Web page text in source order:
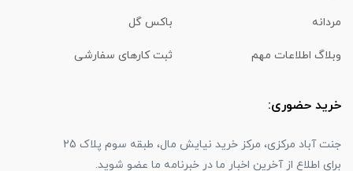
مردانه باکس گل
وبلاگ اطلاعات مهم ثبت کارهای سفارشی
خرید حضوری:
جنت آباد مرکزی، مرکز خرید نیایش مال، طبقه سوم پلاک 25
برای اطلاع از آخرین اخبار ما در خبرنامه ما عضو شوید.